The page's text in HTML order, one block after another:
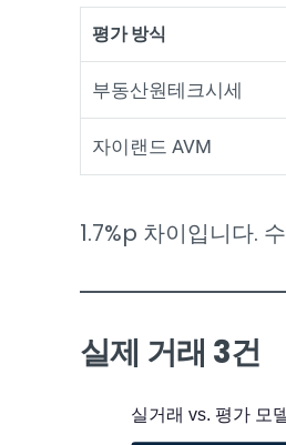
평가 방식
부동산원테크시세
자이랜드 AVM
1.7%p 차이입니다.
실제 거래 3건
실거래 vs. 평가 모